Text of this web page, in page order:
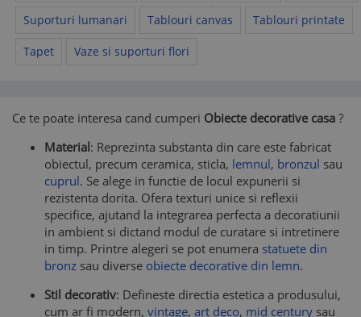
Suporturi lumanari Tablouri canvas Tablouri printate
Tapet Vaze si suporturi flori
Ce te poate interesa cand cumperi Obiecte decorative casa ?
Material: Reprezinta substanta din care este fabricat
obiectul, precum ceramica, sticla, lemnul, bronzul sau
cuprul. Se alege in functie de locul expunerii si
rezistenta dorita. Ofera texturi unice si reflexii
specifice, ajutand la integrarea perfecta a decoratiunii
in ambient si dictand modul de curatare si intretinere
in timp. Printre alegeri se pot enumera statuete din
bronz sau diverse obiecte decorative din lemn.
Stil decorativ: Defineste directia estetica a produsului,
cum ar fi modern, vintage, art deco, mid century sau